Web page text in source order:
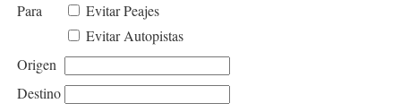
Para
Evitar Peajes
Evitar Autopistas
Origen
Destino